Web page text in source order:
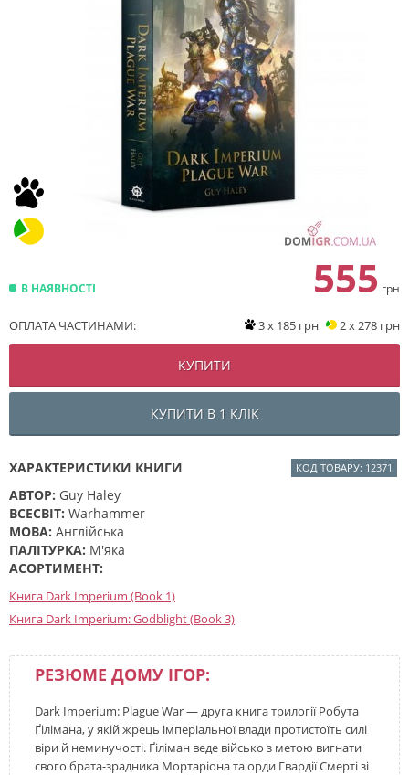
В НАЯВНОСТІ 555 грн
ОПЛАТА ЧАСТИНАМИ: 3 x 185 грн 2 x 278 грн
КУПИТИ
КУПИТИ В 1 КЛІК
ХАРАКТЕРИСТИКИ КНИГИ КОД ТОВАРУ: 12371
АВТОР: Guy Haley
ВСЕСВІТ: Warhammer
МОВА: Англійська
ПАЛІТУРКА: М'яка
АСОРТИМЕНТ:
Книга Dark Imperium (Book 1)
Книга Dark Imperium: Godblight (Book 3)
РЕЗЮМЕ ДОМУ ІГОР:
Dark Imperium: Plague War — друга книга трилогії Робута
Ґілімана, у якій жрець імперіальної влади протистоїть силі
віри й неминучості. Ґіліман веде військо з метою вигнати
свого брата-зрадника Мортаріона та орди Гвардії Смерті зі